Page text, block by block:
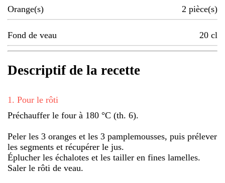
Orange(s) 2 pièce(s)
Fond de veau 20 cl
Descriptif de la recette
1 . Pour le rôti
Préchauffer le four à 180 °C (th. 6).
Peler les 3 oranges et les 3 pamplemousses, puis prélever
les segments et récupérer le jus.
Éplucher les échalotes et les tailler en fines lamelles.
Saler le rôti de veau.